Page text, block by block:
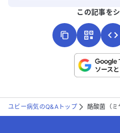
こちらは送信専用のフォームで
送信
この記事を
ユビー病気のQ&Aトップ 酪酸菌（